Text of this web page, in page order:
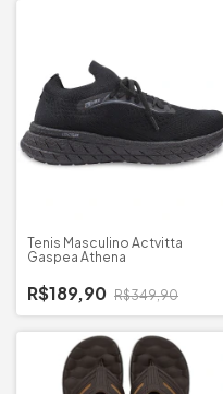
Tenis Masculino Actvitta
Gaspea Athena
R$189,90 R$349,90